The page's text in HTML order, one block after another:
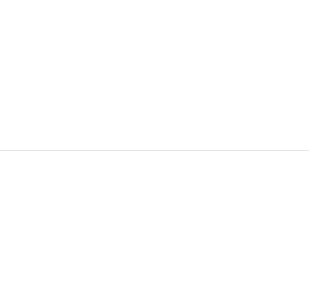
которая пройдет в российской столице
половину из них (494) прислали дизайнеры,
на Euro Shoes
Co., Ltd., основанная в 2011 году и
обувной компанией,